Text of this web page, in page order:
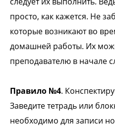
просто, как кажется. Не
которые возникают во
домашней работы. Их
преподавателю в начале
Правило №4.
Заведите тетрадь или
необходимо для записи